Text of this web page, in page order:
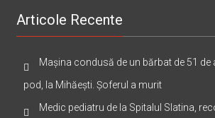
Articole Recente
Mașina condusă de un bărbat de 51 de
pod, la Mihăești. Șoferul a murit
Medic pediatru de la Spitalul Slatina,